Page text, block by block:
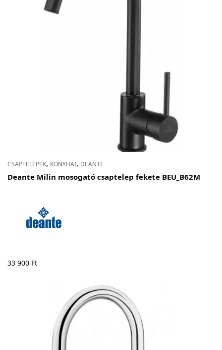
CSAPTELEPEK, KONYHAI, DEANTE
Deante Milin mosogató csaptelep fekete BEU_B62M
33 900 Ft